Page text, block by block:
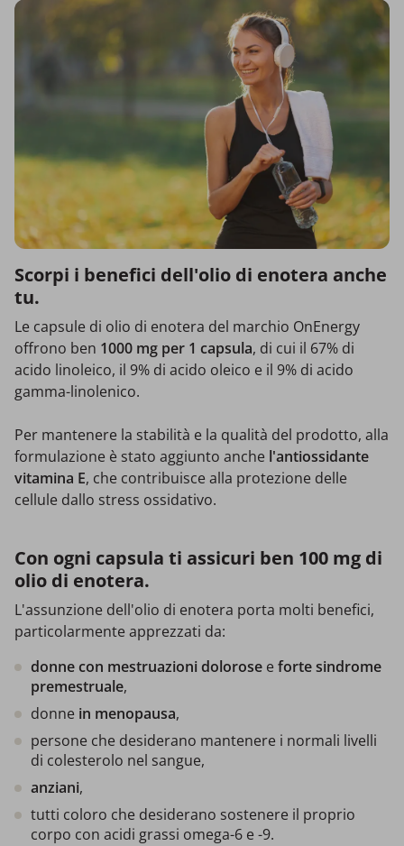
Scorpi i benefici dell'olio di enotera anche
tu.
Le capsule di olio di enotera del marchio OnEnergy
offrono ben 1000 mg per 1 capsula, di cui il 67% di
acido linoleico, il 9% di acido oleico e il 9% di acido
gamma-linolenico.
Per mantenere la stabilità e la qualità del prodotto, alla
formulazione è stato aggiunto anche l'antiossidante
vitamina E, che contribuisce alla protezione delle
cellule dallo stress ossidativo.
Con ogni capsula ti assicuri ben 100 mg di
olio di enotera.
L'assunzione dell'olio di enotera porta molti benefici,
particolarmente apprezzati da:
donne con mestruazionidolorose e forte sindrome
premestruale,
donne in menopausa,
persone che desiderano mantenere i normali livelli
di colesterolo nel sangue,
anziani,
tutti coloro che desiderano sostenere il proprio
corpo con acidi grassi omega-6 e -9.